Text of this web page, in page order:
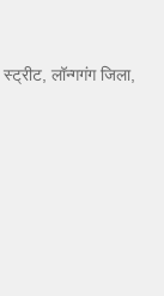
लॉन्गगंग जिला,